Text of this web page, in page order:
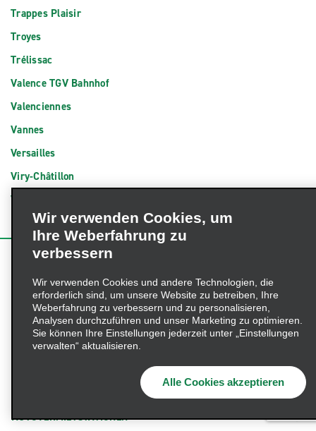
Trappes Plaisir
Troyes
Trélissac
Valence TGV Bahnhof
Valenciennes
Vannes
Versailles
Viry-Châtillon
Vitrolles
Évreux
RESERVIERUNGEN
AUTOVERMIETSTATIONEN
Wir verwenden Cookies, um
Ihre Weberfahrung zu
verbessern
Wir verwenden Cookies und andere Technologien, die
erforderlich sind, um unsere Website zu betreiben, Ihre
Weberfahrung zu verbessern und zu personalisieren,
Analysen durchzuführen und unser Marketing zu optimieren.
Sie können Ihre Einstellungen jederzeit unter „Einstellungen
verwalten“ aktualisieren.
Alle Cookies akzeptieren